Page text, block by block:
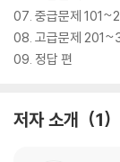
07. 중급문제
08. 고급문제
09. 정답 편
저자 소개 1